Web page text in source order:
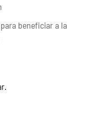
beneficiar a la